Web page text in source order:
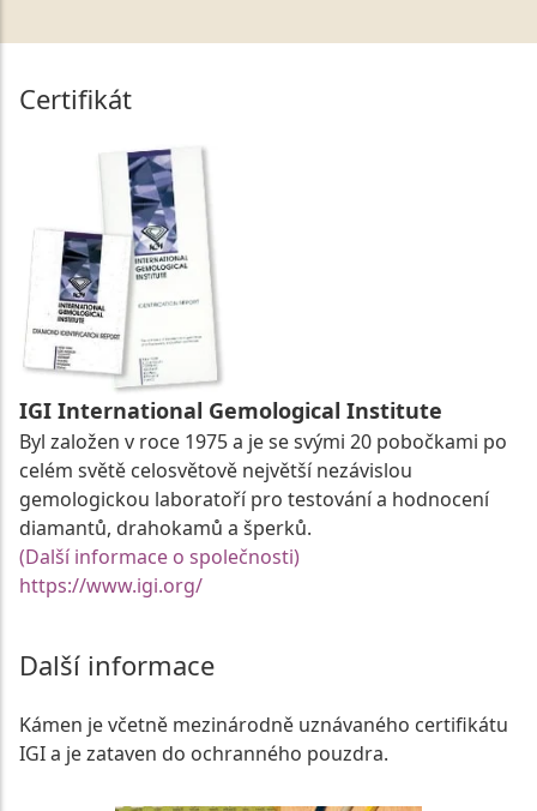
Certifikát
IGI International Gemological Institute
Byl založen v roce 1975 a je se svými 20 pobočkami po
celém světě celosvětově největší nezávislou
gemologickou laboratoří pro testování a hodnocení
diamantů, drahokamů a šperků.
(Další informace o společnosti)
https://www.igi.org/
Další informace
Kámen je včetně mezinárodně uznávaného certifikátu
IGI a je zataven do ochranného pouzdra.